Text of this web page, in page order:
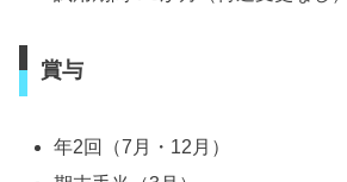
賞与
年2回（7月・12月）